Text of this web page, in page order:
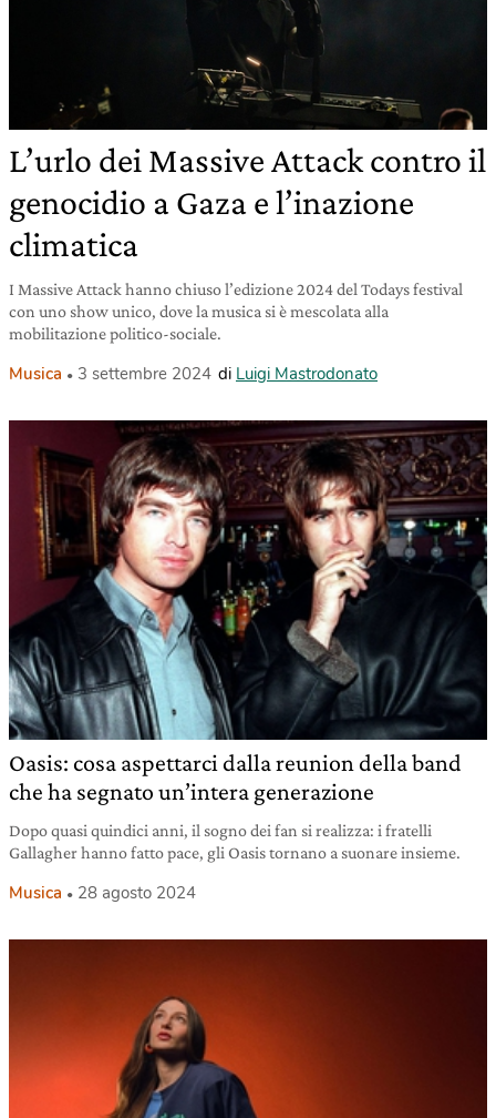
L’urlo dei Massive Attack contro il
genocidio a Gaza e l’inazione
climatica
I Massive Attack hanno chiuso l’edizione 2024 del Todays festival
con uno show unico, dove la musica si è mescolata alla
mobilitazione politico-sociale.
Musica 3 settembre 2024 di Luigi Mastrodonato
Oasis: cosa aspettarci dalla reunion della band
che ha segnato un’intera generazione
Dopo quasi quindici anni, il sogno dei fan si realizza: i fratelli
Gallagher hanno fatto pace, gli Oasis tornano a suonare insieme.
Musica 28 agosto 2024